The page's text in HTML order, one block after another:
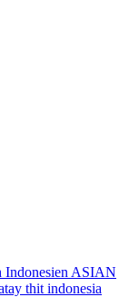
Indonesien ASIAN
thit indonesia